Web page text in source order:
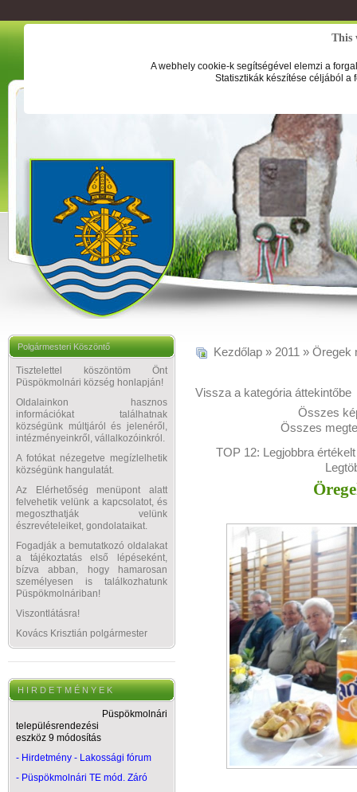
This
A webhely cookie-k segítségével elemzi a
Statisztikák készítése céljából a
Polgármesteri Köszöntő
Tisztelettel köszöntöm Önt
Püspökmolnári község honlapján!
Oldalainkon hasznos
információkat találhatnak
községünk múltjáról és jelenéről,
intézményeinkről, vállalkozóinkról.
A fotókat nézegetve megízlelhetik
községünk hangulatát.
Az Elérhetőség menüpont alatt
felvehetik velünk a kapcsolatot, és
megoszthatják velünk
észrevételeiket, gondolataikat.
Fogadják a bemutatkozó oldalakat
a tájékoztatás első lépéseként,
bízva abban, hogy hamarosan
személyesen is találkozhatunk
Püspökmolnáriban!
Viszontlátásra!
Kovács Krisztián polgármester
H I R D E T M É N Y E K
Püspökmolnári
településrendezési
eszköz 9 módosítás
- Hirdetmény - Lakossági fórum
- Püspökmolnári TE mód. Záró
Kezdőlap » 2011 » Öregek
Vissza a kategória áttekintőbe
Összes
Összes
TOP 12: Legjobbra értékelt